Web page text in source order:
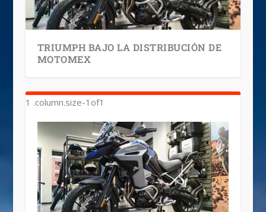
TRIUMPH BAJO LA DISTRIBUCIÓN DE
MOTOMEX